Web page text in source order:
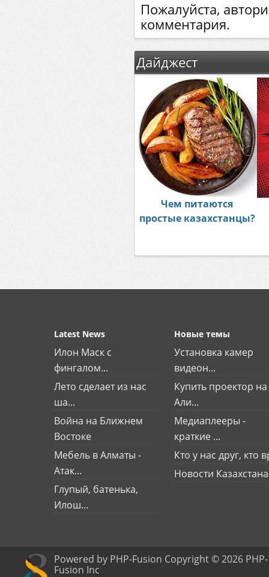
Пожалуйста,
комментария.
Дайджест
Чем питаются
простые казахстанцы?
Latest News
Илон Маск с
фингалом...
Лето сделает из нас
ша...
Война на Ближнем
Востоке
Мебель в Алматы -
Атак...
Глупый, батенька,
Илош...
Новые темы
Установка камер
видеон...
Купить проектор на
Али...
Медиаплееры -
краткие ...
Кто у нас друг, кто
Новости Казахстана
Powered by PHP-Fusion Copyright © 2026 PHP-
Fusion Inc